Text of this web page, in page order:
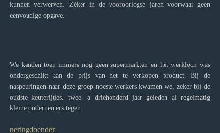
kunnen verwerven. Zéker in de vooroorlogse jaren voorwaar geen
eenvoudige opgave.
We kenden toen immers nog geen supermarkten en het werkloon was
ondergeschikt aan de prijs van het te verkopen product. Bij de
naspeuringen naar deze groep noeste werkers kwamen we, zeker bij de
oudste keuterijtjes, twee- à driehonderd jaar geleden al regelmatig
kleine ondernemers tegen
neringdoenden